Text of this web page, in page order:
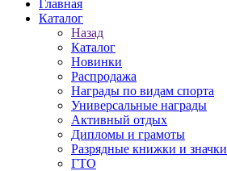
Главная
Каталог
Назад
Каталог
Новинки
Распродажа
Награды по видам спорта
Универсальные награды
Активный отдых
Дипломы и грамоты
Разрядные книжки и значки
ГТО